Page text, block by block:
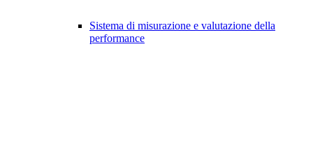
Sistema di misurazione e valutazione della
performance